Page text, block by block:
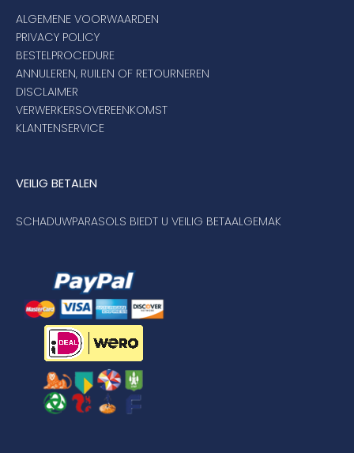
ALGEMENE VOORWAARDEN
PRIVACY POLICY
BESTELPROCEDURE
ANNULEREN, RUILEN OF RETOURNEREN
DISCLAIMER
VERWERKERSOVEREENKOMST
KLANTENSERVICE
VEILIG BETALEN
SCHADUWPARASOLS BIEDT U VEILIG BETAALGEMAK